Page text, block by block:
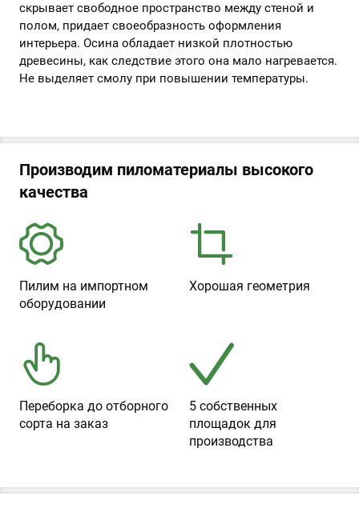
скрывает свободное пространство между стеной и
полом, придает своеобразность оформления
интерьера. Осина обладает низкой плотностью
древесины, как следствие этого она мало нагревается.
Не выделяет смолу при повышении температуры.
Производим пиломатериалы высокого
качества
Пилим на импортном
оборудовании
Хорошая геометрия
Переборка до отборного
сорта на заказ
5 собственных
площадок для
производства